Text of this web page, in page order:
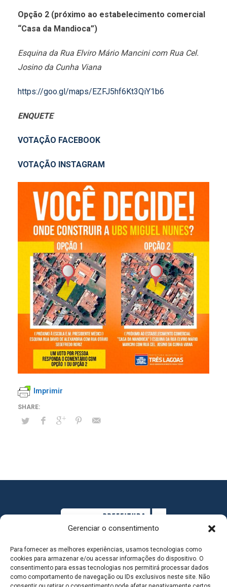
Gerenciar o consentimento
Para fornecer as melhores experiências, usamos tecnologias como
cookies para armazenar e/ou acessar informações do dispositivo. O
consentimento para essas tecnologias nos permitirá processar dados
como comportamento de navegação ou IDs exclusivos neste site. Não
Opção 2 (próximo ao estabelecimento comercial
“Casa da Mandioca”)
Esquina da Rua Elviro Mário Mancini com Rua Cel.
Josino da Cunha Viana
https://goo.gl/maps/EZFJ5hf6Kt3QiY1b6
ENQUETE
VOTAÇÃO FACEBOOK
VOTAÇÃO INSTAGRAM
Imprimir